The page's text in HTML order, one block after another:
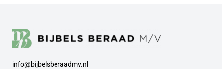
info@bijbelsberaadmv.nl